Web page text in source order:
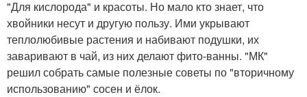
"Для кислорода" и красоты. Но мало кто знает, что
хвойники несут и другую пользу. Ими укрывают
теплолюбивые растения и набивают подушки, их
заваривают в чай, из них делают фито-ванны. "МК"
решил собрать самые полезные советы по "вторичному
использованию" сосен и ёлок.